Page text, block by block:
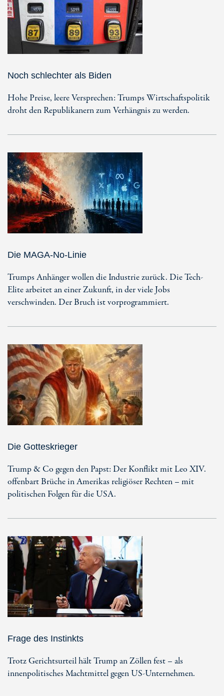
Noch schlechter als Biden
Hohe Preise, leere Versprechen: Trumps Wirtschaftspolitik
droht den Republikanern zum Verhängnis zu werden.
Die MAGA-No-Linie
Trumps Anhänger wollen die Industrie zurück. Die Tech-
Elite arbeitet an einer Zukunft, in der viele Jobs
verschwinden. Der Bruch ist vorprogrammiert.
Die Gotteskrieger
Trump & Co gegen den Papst: Der Konflikt mit Leo XIV.
offenbart Brüche in Amerikas religiöser Rechten – mit
politischen Folgen für die USA.
Frage des Instinkts
Trotz Gerichtsurteil hält Trump an Zöllen fest – als
innenpolitisches Machtmittel gegen US-Unternehmen.